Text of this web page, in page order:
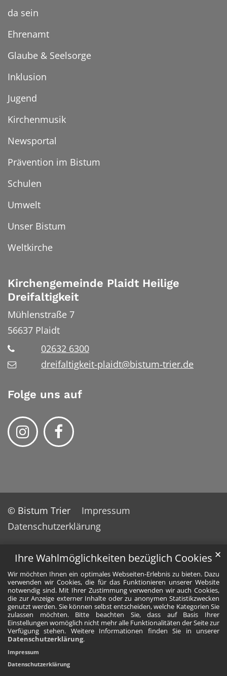
Ihre Wahlmöglichkeiten bezüglich Cookies
Wir möchten Ihnen ein optimales Webseiten-Erlebnis zu bieten. Dazu
verwenden wir Cookies, die für das Funktionieren unserer Website
notwendig sind. Mit Ihrer Zustimmung verwenden wir auch Cookies,
die zur Anzeige externer Inhalte oder zu anonymen Statistikzwecken
genutzt werden. Sie können selbst entscheiden, welche Kategorien Sie
zulassen möchten. Bitte beachten Sie, dass auf Basis Ihrer
Einstellungen womöglich nicht mehr alle Funktionalitäten der Seite zur
Verfügung stehen. Weitere Informationen finden Sie in unserer
Datenschutzerklärung.
✕
Impressum
Datenschutzerklärung
da sein
Ehrenamt
Glaube & Seelsorge
Inklusion
Jugend
Kirchenmusik
Newsportal
Prävention im Bistum
Schulen
Umwelt
Unser Bistum
Weltkirche
Kirchengemeinde Plaidt Heilige
Dreifaltigkeit
Mühlenstraße 7
56637 Plaidt
02632 6300
dreifaltigkeit-plaidt@bistum-trier.de
Folge uns auf
© Bistum Trier
Impressum
Datenschutzerklärung